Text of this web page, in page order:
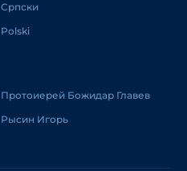
Српски
Polski
Протоиерей Божидар Главев
Рысин Игорь